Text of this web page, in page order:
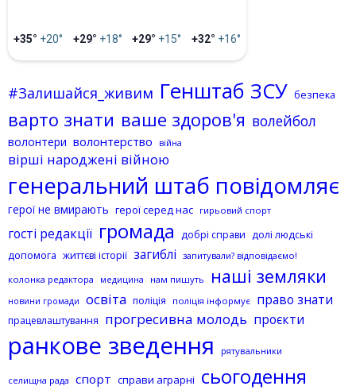
+35° +20° +29° +18° +29° +15° +32° +16°
#Залишайся_живим Генштаб ЗСУ безпека
варто знати ваше здоров'я волейбол
волонтери волонтерство війна
вірші народжені війною
генеральний штаб повідомляє
герої не вмирають герої серед нас гирьовий спорт
гості редакції громада добрі справи долі людські
допомога життєві історії загиблі запитували? відповідаємо!
колонка редактора
медицина нам пишуть наші земляки
новини громади освіта поліція поліція інформує право знати
працевлаштування прогресивна молодь проєкти
ранкове зведення рятувальники
селищна рада спорт справи аграрні сьогодення